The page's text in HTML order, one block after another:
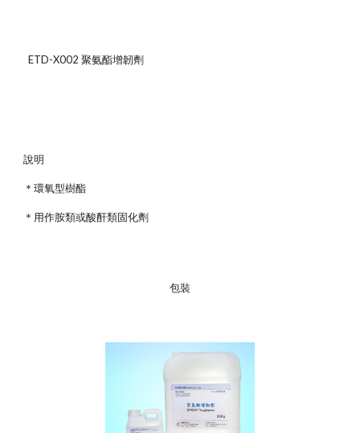
ETD-X002 聚氨酯增韌劑
說明
＊環氧型樹酯
＊用作胺類或酸酐類固化劑
包裝